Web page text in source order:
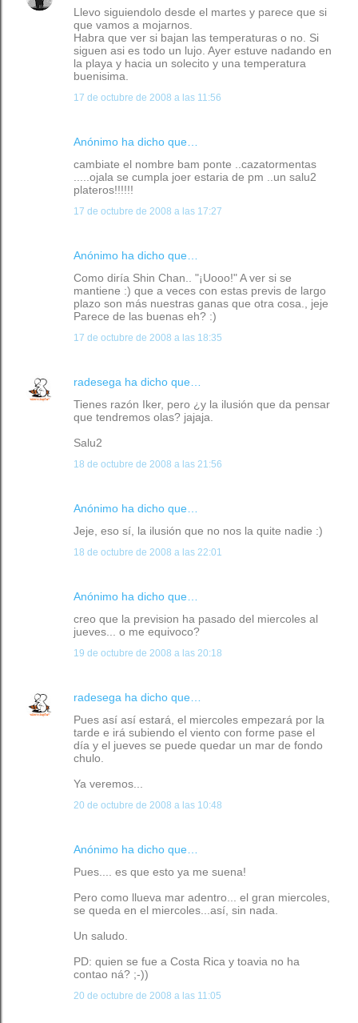
Llevo siguiendolo desde el martes y parece que si
que vamos a mojarnos.
Habra que ver si bajan las temperaturas o no. Si
siguen asi es todo un lujo. Ayer estuve nadando en
la playa y hacia un solecito y una temperatura
buenisima.
17 de octubre de 2008 a las 11:56
Anónimo ha dicho que…
cambiate el nombre bam ponte ..cazatormentas
.....ojala se cumpla joer estaria de pm ..un salu2
plateros!!!!!!
17 de octubre de 2008 a las 17:27
Anónimo ha dicho que…
Como diría Shin Chan.. "¡Uooo!" A ver si se
mantiene :) que a veces con estas previs de largo
plazo son más nuestras ganas que otra cosa., jeje
Parece de las buenas eh? :)
17 de octubre de 2008 a las 18:35
radesega ha dicho que…
Tienes razón Iker, pero ¿y la ilusión que da pensar
que tendremos olas? jajaja.
Salu2
18 de octubre de 2008 a las 21:56
Anónimo ha dicho que…
Jeje, eso sí, la ilusión que no nos la quite nadie :)
18 de octubre de 2008 a las 22:01
Anónimo ha dicho que…
creo que la prevision ha pasado del miercoles al
jueves... o me equivoco?
19 de octubre de 2008 a las 20:18
radesega ha dicho que…
Pues así así estará, el miercoles empezará por la
tarde e irá subiendo el viento con forme pase el
día y el jueves se puede quedar un mar de fondo
chulo.
Ya veremos...
20 de octubre de 2008 a las 10:48
Anónimo ha dicho que…
Pues.... es que esto ya me suena!
Pero como llueva mar adentro... el gran miercoles,
se queda en el miercoles...así, sin nada.
Un saludo.
PD: quien se fue a Costa Rica y toavia no ha
contao ná? ;-))
20 de octubre de 2008 a las 11:05